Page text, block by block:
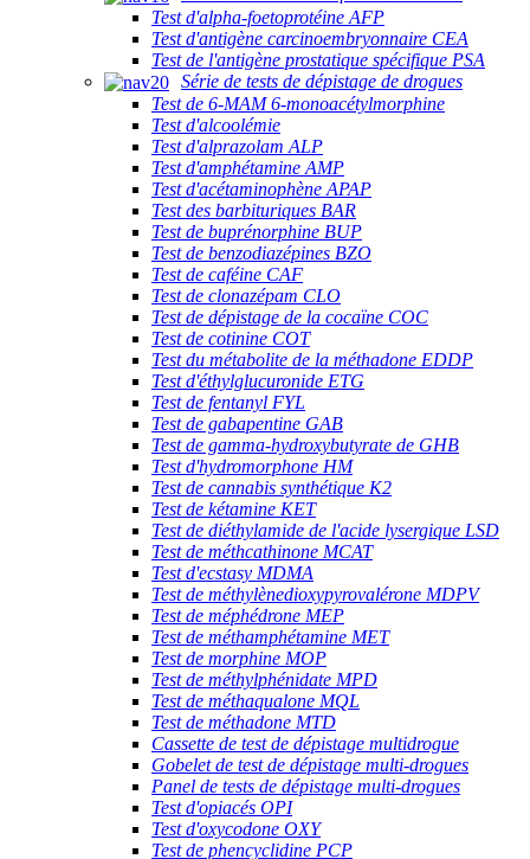
Test d'alpha-foetoprotéine AFP
Test d'antigène carcinoembryonnaire CEA
Test de l'antigène prostatique spécifique PSA
Série de tests de dépistage de drogues
Test de 6-MAM 6-monoacétylmorphine
Test d'alcoolémie
Test d'alprazolam ALP
Test d'amphétamine AMP
Test d'acétaminophène APAP
Test des barbituriques BAR
Test de buprénorphine BUP
Test de benzodiazépines BZO
Test de caféine CAF
Test de clonazépam CLO
Test de dépistage de la cocaïne COC
Test de cotinine COT
Test du métabolite de la méthadone EDDP
Test d'éthylglucuronide ETG
Test de fentanyl FYL
Test de gabapentine GAB
Test de gamma-hydroxybutyrate de GHB
Test d'hydromorphone HM
Test de cannabis synthétique K2
Test de kétamine KET
Test de diéthylamide de l'acide lysergique LSD
Test de méthcathinone MCAT
Test d'ecstasy MDMA
Test de méthylènedioxypyrovalérone MDPV
Test de méphédrone MEP
Test de méthamphétamine MET
Test de morphine MOP
Test de méthylphénidate MPD
Test de méthaqualone MQL
Test de méthadone MTD
Cassette de test de dépistage multidrogue
Gobelet de test de dépistage multi-drogues
Panel de tests de dépistage multi-drogues
Test d'opiacés OPI
Test d'oxycodone OXY
Test de phencyclidine PCP